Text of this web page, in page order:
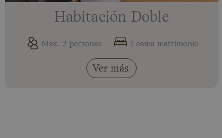
Habitación Doble
Max. 2 personas 1 cama matrimonio
Ver más